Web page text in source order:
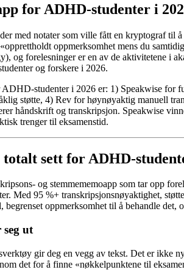
for ADHD-studenter i
med notater som ville fått en kryptograf til
oppmerksomhet mens du
og forelesninger er en av de aktivitetene i
og forskere i 2026.
ADHD-studenter i 2026 er: 1) Speakwise
støtte, 4) Rev for høynøyaktig manuell
håndskrift og transkripsjon. Speakwise
trenger til eksamenstid.
totalt sett for ADHD-
og stemmememoapp som tar opp
Med 95 %+ transkripsjonsnøyaktighet,
oppmerksomhet til å behandle det,
ut
gir deg en vegg av tekst. Det er ikke
det for å finne «nøkkelpunktene til